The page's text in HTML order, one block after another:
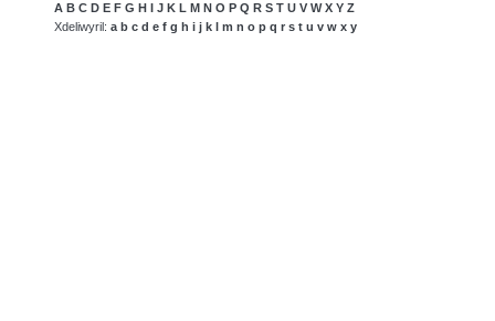
A B C D E F G H I J K L M N O P Q R S T U V W X Y Z
Xdeliwyril: a b c d e f g h i j k l m n o p q r s t u v w x y